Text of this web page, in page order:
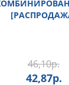
46,10р.
42,87р.